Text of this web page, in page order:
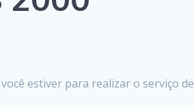
estiver para realizar o serviço de